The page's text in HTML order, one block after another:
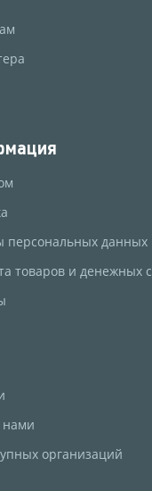
персональных данных
товаров и денежных
нами
организаций